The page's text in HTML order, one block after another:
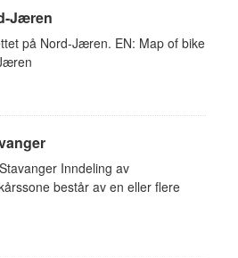
Jæren
på Nord-Jæren. EN: Map of bike
Inndeling av
består av en eller flere